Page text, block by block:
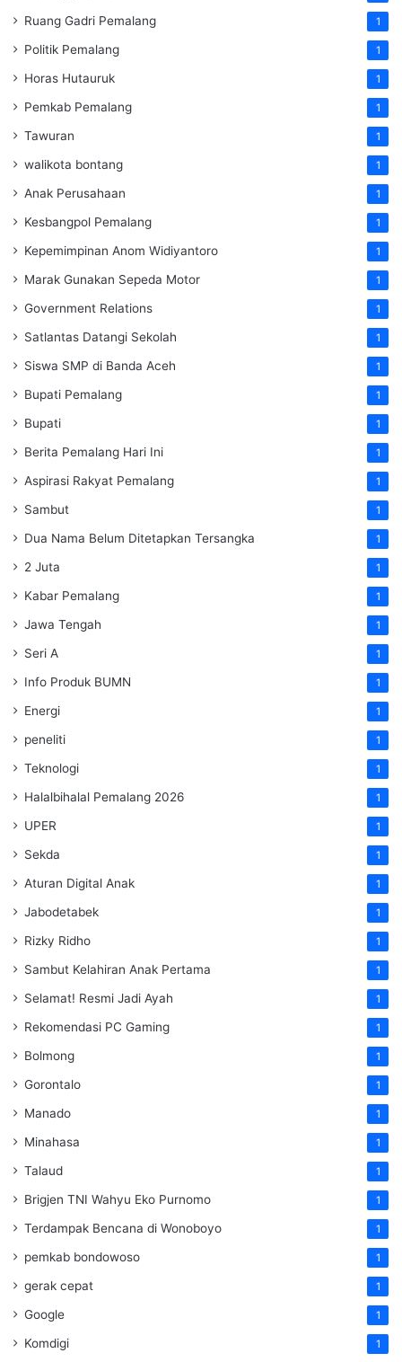
Ruang Gadri Pemalang 1
Politik Pemalang 1
Horas Hutauruk 1
Pemkab Pemalang 1
Tawuran 1
walikota bontang 1
Anak Perusahaan 1
Kesbangpol Pemalang 1
Kepemimpinan Anom Widiyantoro 1
Marak Gunakan Sepeda Motor 1
Government Relations 1
Satlantas Datangi Sekolah 1
Siswa SMP di Banda Aceh 1
Bupati Pemalang 1
Bupati 1
Berita Pemalang Hari Ini 1
Aspirasi Rakyat Pemalang 1
Sambut 1
Dua Nama Belum Ditetapkan Tersangka 1
2 Juta 1
Kabar Pemalang 1
Jawa Tengah 1
Seri A 1
Info Produk BUMN 1
Energi 1
peneliti 1
Teknologi 1
Halalbihalal Pemalang 2026 1
UPER 1
Sekda 1
Aturan Digital Anak 1
Jabodetabek 1
Rizky Ridho 1
Sambut Kelahiran Anak Pertama 1
Selamat! Resmi Jadi Ayah 1
Rekomendasi PC Gaming 1
Bolmong 1
Gorontalo 1
Manado 1
Minahasa 1
Talaud 1
Brigjen TNI Wahyu Eko Purnomo 1
Terdampak Bencana di Wonoboyo 1
pemkab bondowoso 1
gerak cepat 1
Google 1
Komdigi 1